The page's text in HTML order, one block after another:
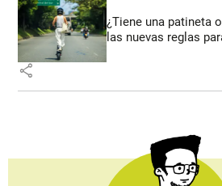
¿Tiene una patineta
las nuevas reglas
share